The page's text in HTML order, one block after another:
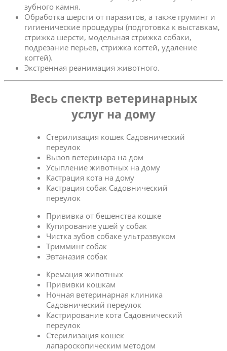
зубного камня.
Обработка шерсти от паразитов, а также груминг и
гигиенические процедуры (подготовка к выставкам,
стрижка шерсти, модельная стрижка собаки,
подрезание перьев, стрижка когтей, удаление
когтей).
Экстренная реанимация животного.
Весь спектр ветеринарных
услуг на дому
Стерилизация кошек Садовнический
переулок
Вызов ветеринара на дом
Усыпление животных на дому
Кастрация кота на дому
Кастрация собак Садовнический
переулок
Прививка от бешенства кошке
Купирование ушей у собак
Чистка зубов собаке ультразвуком
Тримминг собак
Эвтаназия собак
Кремация животных
Прививки кошкам
Ночная ветеринарная клиника
Садовнический переулок
Кастрирование кота Садовнический
переулок
Стерилизация кошек
лапароскопическим методом